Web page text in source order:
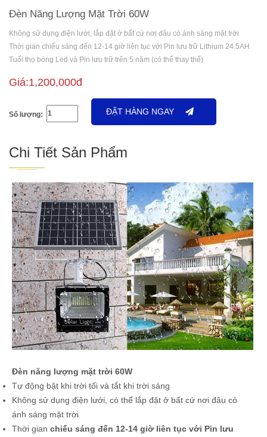
Đèn Năng Lượng Mặt Trời 60W
Không sử dụng điện lưới, lắp đặt ở bất cứ nơi đâu có ánh sáng mặt trời
Thời gian chiếu sáng đến 12-14 giờ liên tục với Pin lưu trữ Lithium 24.5AH
Tuổi thọ bóng Led và Pin lưu trữ trên 5 năm (có thể thay thế)
Giá:1,200,000đ
Số lượng: ĐẶT HÀNG NGAY
Chi Tiết Sản Phẩm
Đèn năng lượng mặt trời 60W
Tự động bật khi trời tối và tắt khi trời sáng
Không sử dụng điện lưới, có thể lắp đặt ở bất cứ nơi đâu có
ánh sáng mặt trời
Thời gian chiếu sáng đến 12-14 giờ liên tục với Pin lưu